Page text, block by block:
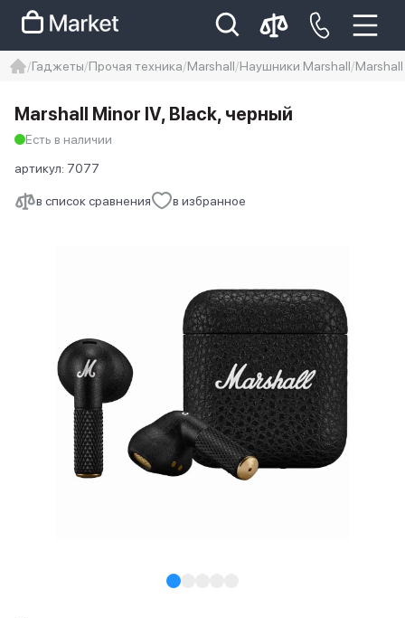
Iphone 14 pro max
айфон 14
Гаджеты Прочая техника Marshall Наушники Marshall
в список сравнения в избранное
Marshall Minor IV, Black, черный
Есть в наличии
артикул: 7077